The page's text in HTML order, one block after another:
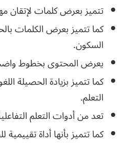
تتميز بعرض كلمات لإتقان
كما تتميز بعرض الكلمات
السكون.
يعرض المحتوى بخطوط
كما تتميز بزيادة الحصيلة
التعلم.
تعد من أدوات التعلم
كما تتميز بأنها أداة تقييمية